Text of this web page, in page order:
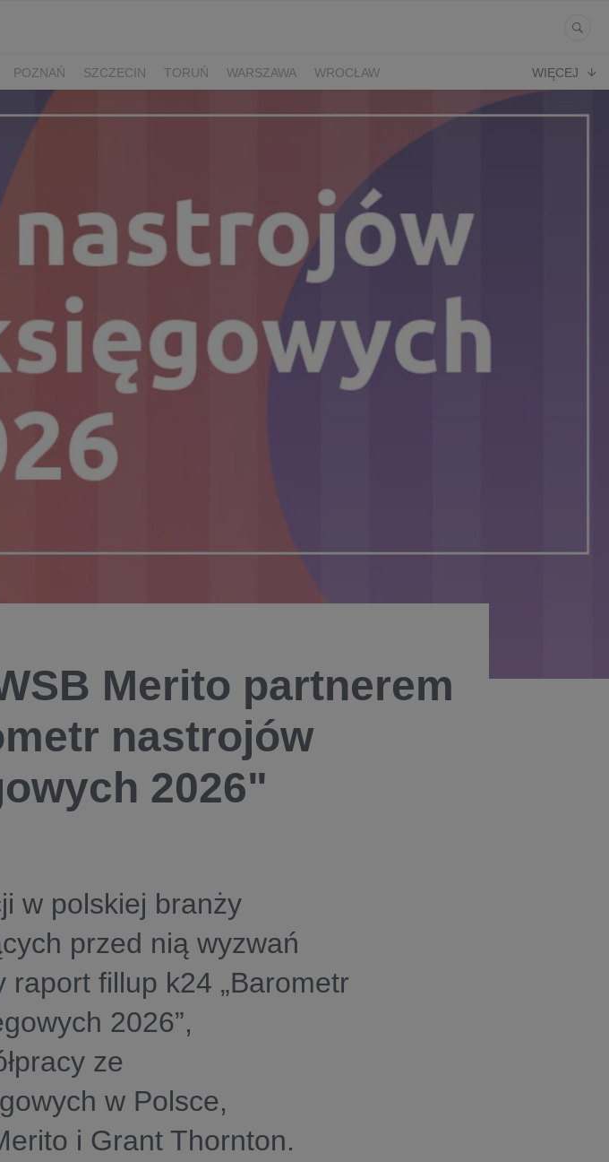
POZNAŃ SZCZECIN TORUŃ WARSZAWA
WROCŁAW
WIĘCEJ
Merito partnerem
nastrojów
2026"
w polskiej branży
przed nią wyzwań
raport fillup k24 „Barometr
2026”,
ze
w Polsce,
i Grant Thornton.